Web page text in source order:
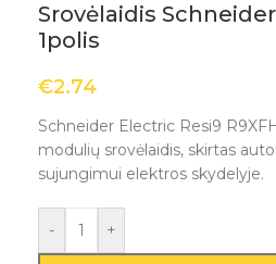
Srovėlaidis
1polis
€2.74
Schneider Electric Resi9
modulių srovėlaidis, skirtas
sujungimui elektros skydelyje.
- +